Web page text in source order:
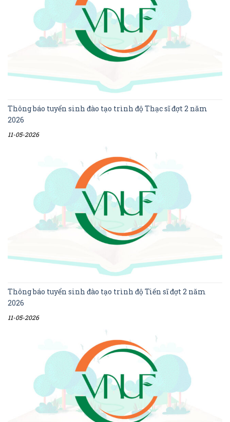
Thông báo tuyển sinh đào tạo trình độ Thạc sĩ đợt 2 năm
2026
11-05-2026
Thông báo tuyển sinh đào tạo trình độ Tiến sĩ đợt 2 năm
2026
11-05-2026